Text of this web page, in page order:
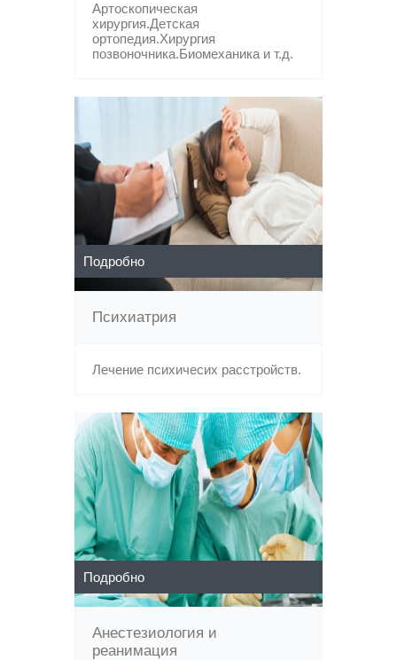
Артоскопическая
хирургия.Детская
ортопедия.Хирургия
позвоночника.Биомеханика и т.д.
Подробно
Психиатрия
Лечение психичесих расстройств.
Подробно
Анестезиология и
реанимация